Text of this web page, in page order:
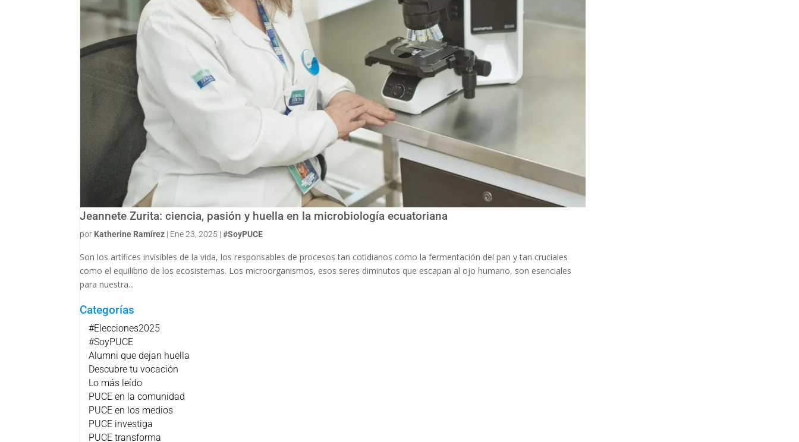
Jeannete Zurita: ciencia, pasión y huella en la microbiología ecuatoriana
por Katherine Ramírez | Ene 23, 2025 |#SoyPUCE
Son los artífices invisibles de la vida, los responsables de procesos tan cotidianos como la fermentación del pan y tan cruciales
como el equilibrio de los ecosistemas. Los microorganismos, esos seres diminutos que escapan al ojo humano, son esenciales
para nuestra...
Categorías
#Elecciones2025
#SoyPUCE
Alumni que dejan huella
Descubre tu vocación
Lo más leído
PUCE en la comunidad
PUCE en los medios
PUCE investiga
PUCE transforma